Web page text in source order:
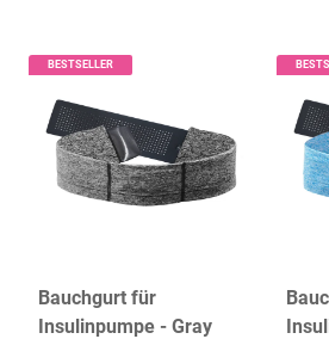
BESTSELLER
Bauchgurt für
Insulinpumpe - Gray